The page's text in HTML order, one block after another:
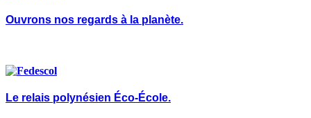
Ouvrons nos regards à la planète.
Le relais polynésien Éco-École.